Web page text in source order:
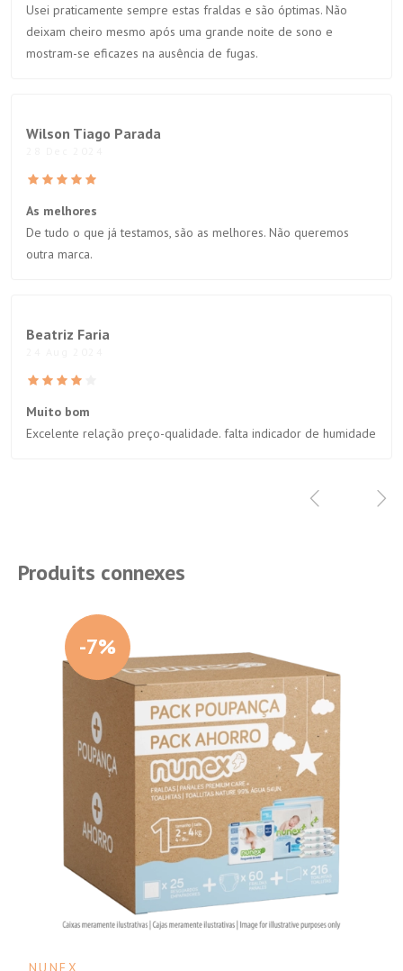
Usei praticamente sempre estas fraldas e são óptimas. Não
deixam cheiro mesmo após uma grande noite de sono e
mostram-se eficazes na ausência de fugas.
Wilson Tiago Parada
As melhores
De tudo o que já testamos, são as melhores. Não queremos
outra marca.
Beatriz Faria
Muito bom
Excelente relação preço-qualidade. falta indicador de humidade
Produits connexes
-7%
NUNEX